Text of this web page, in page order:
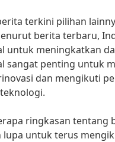
terkini pilihan
berita terbaru,
untuk meningkatkan
sangat penting untuk
dan mengikuti
ringkasan tentang
lupa untuk terus